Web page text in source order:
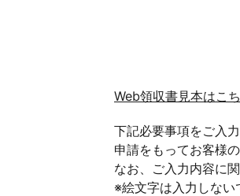
Web領収書見本はこ
下記必要事項をご入
申請をもってお客様
なお、ご入力内容に
※絵文字は入力しない